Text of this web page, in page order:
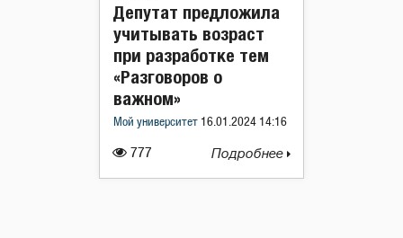
777
Депутат предложила
учитывать возраст
при разработке тем
«Разговоров о
важном»
Мой университет 16.01.2024 14:16
Подробнее